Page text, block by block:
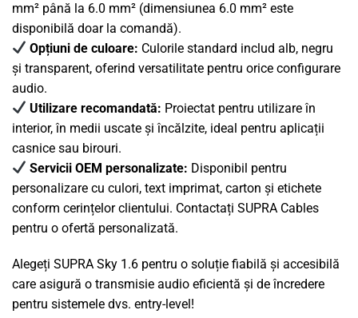
mm² până la 6.0 mm² (dimensiunea 6.0 mm² este
disponibilă doar la comandă).
Opțiuni de culoare: Culorile standard includ alb, negru
și transparent, oferind versatilitate pentru orice configurare
audio.
Utilizare recomandată: Proiectat pentru utilizare în
interior, în medii uscate și încălzite, ideal pentru aplicații
casnice sau birouri.
Servicii OEM personalizate: Disponibil pentru
personalizare cu culori, text imprimat, carton și etichete
conform cerințelor clientului. Contactați SUPRA Cables
pentru o ofertă personalizată.
Alegeți SUPRA Sky 1.6 pentru o soluție fiabilă și accesibilă
care asigură o transmisie audio eficientă și de încredere
pentru sistemele dvs. entry-level!